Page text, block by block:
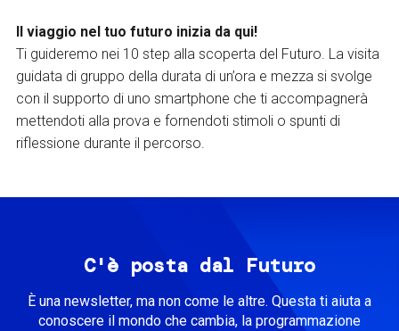
Il viaggio nel tuo futuro inizia da qui!
Ti guideremo nei 10 step alla scoperta del Futuro. La visita
guidata di gruppo della durata di un’ora e mezza si svolge
con il supporto di uno smartphone che ti accompagnerà
mettendoti alla prova e fornendoti stimoli o spunti di
riflessione durante il percorso.
C'è posta dal Futuro
È una newsletter, ma non come le altre. Questa ti aiuta a
conoscere il mondo che cambia, la programmazione